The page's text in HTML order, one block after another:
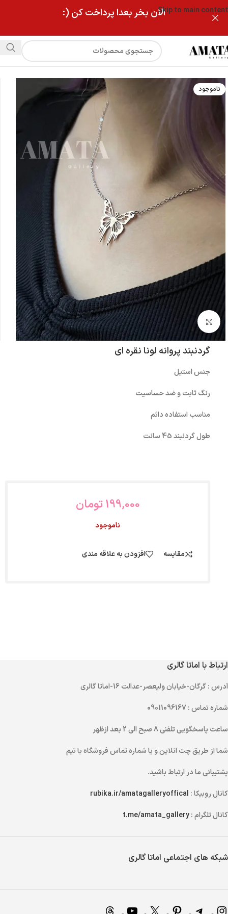
Skip to main contentالان بخر بعدا پرداخت کن (:
فروشگاه گردنبند پروانه لونا نقره ای
ناموجود
بزرگنمایی تصویر
گردنبند پروانه لونا نقره ای
جنس استیل
رنگ ثابت و ضد حساسیت
مناسب استفاده دائم
طول گردنبند 45 سانت
199,000تومان
ناموجود
مقایسه افزودن به علاقه مندی
ارتباط با اماتا گالری
آدرس: گرگان-خیابان ولیعصر-عدالت 16-اماتا گالری
شماره تماس: 09011096167
ساعت پاسخگویی تلفنی
شما از طریقچت انلاینو یاشماره تماسفروشگاه با تیم
پشتیبانی ما در ارتباط باشید.
کانال روبیکا : rubika.ir/amatagalleryoffical
کانال تلگرام :t.me/amata_gallery
شبکه های اجتماعی اماتا گالری